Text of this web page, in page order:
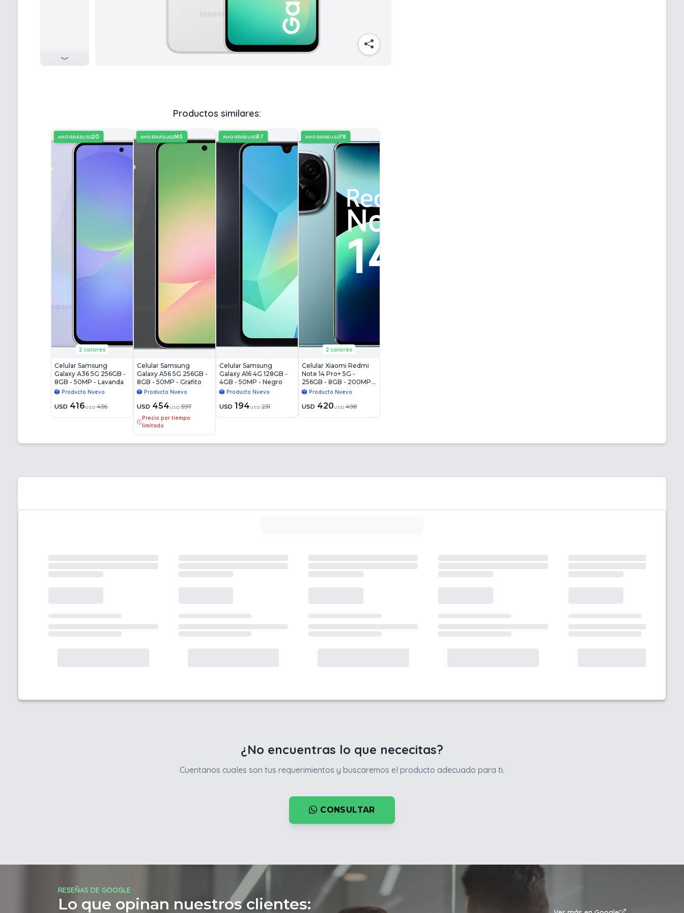
Productos similares:
AHORRÁSUSD20
2 colores
Celular Samsung
Galaxy A36 5G 256GB -
8GB - 50MP - Lavanda
Producto Nuevo
USD 416 USD 436
AHORRÁSUSD143
Celular Samsung
Galaxy A56 5G 256GB -
8GB - 50MP - Grafito
Producto Nuevo
USD 454 USD 597
Precio por tiempo
limitado
AHORRÁSUSD37
Celular Samsung
Galaxy A16 4G 128GB -
4GB - 50MP - Negro
Producto Nuevo
USD 194 USD 231
AHORRÁSUSD78
2 colores
Celular Xiaomi Redmi
Note 14 Pro+ 5G -
256GB - 8GB - 200MP -
Azul Escarcha
Producto Nuevo
USD 420 USD 498
¿No encuentras lo que nececitas?
Cuentanos cuales son tus requerimientos y buscaremos el producto adecuado para ti.
CONSULTAR
RESEÑAS DE GOOGLE
Lo que opinan nuestros clientes: